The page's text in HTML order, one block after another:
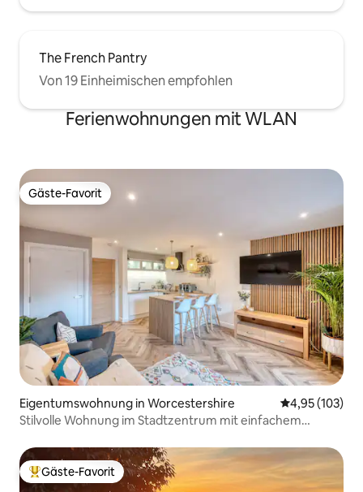
The French Pantry
Von 19 Einheimischen empfohlen
Ferienwohnungen mit WLAN
Gäste-Favorit
Gäste-Favorit
Eigentumswohnung in Worcestershire
4,95 (103)
Stilvolle Wohnung im Stadtzentrum mit einfachem
Beliebter Gäste-Favorit.
Gäste-Favorit